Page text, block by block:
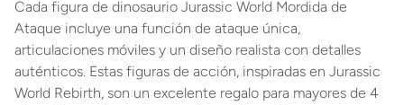
Cada figura de dinosaurio Jurassic World Mordida de
Ataque incluye una función de ataque única,
articulaciones móviles y un diseño realista con detalles
auténticos. Estas figuras de acción, inspiradas en Jurassic
World Rebirth, son un excelente regalo para mayores de 4